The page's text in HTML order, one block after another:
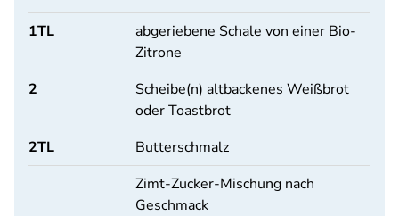
1TL
abgeriebene Schale von einer Bio-
Zitrone
2
Scheibe(n) altbackenes Weißbrot
oder Toastbrot
2TL
Butterschmalz
Zimt-Zucker-Mischung nach
Geschmack